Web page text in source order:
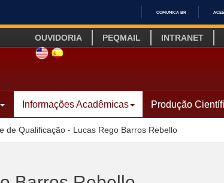
IR
O
COMUNICA BR
OUVIDORIA PEQMAIL INTRANET
SITE INGLÊS
LINK SITE ESPANHOL
Informações Acadêmicas Produção
de Qualificação - Lucas Rego Barros Rebello